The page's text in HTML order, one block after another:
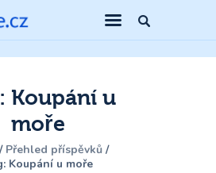
Koupání u
moře
Přehled příspěvků
Koupání u moře